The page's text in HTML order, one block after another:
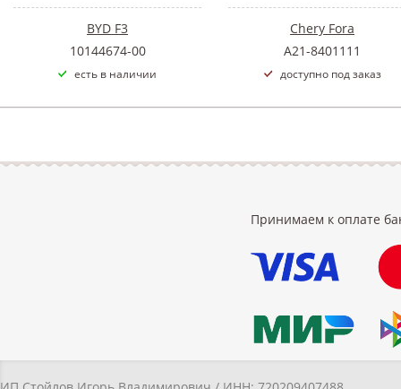
BYD F3
10144674-00
есть в наличии
Chery Fora
A21-8401111
доступно под заказ
Принимаем к оплате